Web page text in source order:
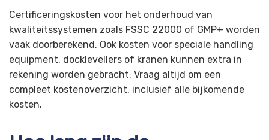
Certificeringskosten voor het onderhoud van
kwaliteitssystemen zoals FSSC 22000 of GMP+ worden
vaak doorberekend. Ook kosten voor speciale handling
equipment, docklevellers of kranen kunnen extra in
rekening worden gebracht. Vraag altijd om een
compleet kostenoverzicht, inclusief alle bijkomende
kosten.